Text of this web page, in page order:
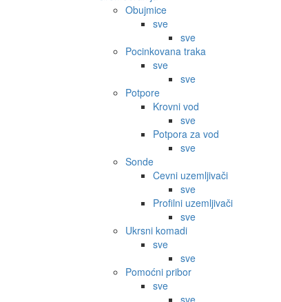
Obujmice
sve
sve
Pocinkovana traka
sve
sve
Potpore
Krovni vod
sve
Potpora za vod
sve
Sonde
Cevni uzemljivači
sve
Profilni uzemljivači
sve
Ukrsni komadi
sve
sve
Pomoćni pribor
sve
sve